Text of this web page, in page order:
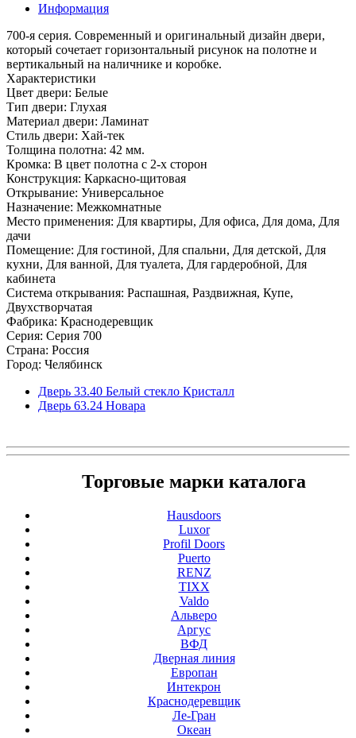
Информация
700-я серия. Современный и оригинальный дизайн двери,
который сочетает горизонтальный рисунок на полотне и
вертикальный на наличнике и коробке.
Характеристики
Цвет двери: Белые
Тип двери: Глухая
Материал двери: Ламинат
Стиль двери: Хай-тек
Толщина полотна: 42 мм.
Кромка: В цвет полотна с 2-х сторон
Конструкция: Каркасно-щитовая
Открывание: Универсальное
Назначение: Межкомнатные
Место применения: Для квартиры, Для офиса, Для дома, Для
дачи
Помещение: Для гостиной, Для спальни, Для детской, Для
кухни, Для ванной, Для туалета, Для гардеробной, Для
кабинета
Система открывания: Распашная, Раздвижная, Купе,
Двухстворчатая
Фабрика: Краснодеревщик
Серия: Серия 700
Страна: Россия
Город: Челябинск
Дверь 33.40 Белый стекло Кристалл
Дверь 63.24 Новара
Торговые марки каталога
Hausdoors
Luxor
Profil Doors
Puerto
RENZ
TIXX
Valdo
Альверо
Аргус
ВФД
Дверная линия
Европан
Интекрон
Краснодеревщик
Ле-Гран
Океан